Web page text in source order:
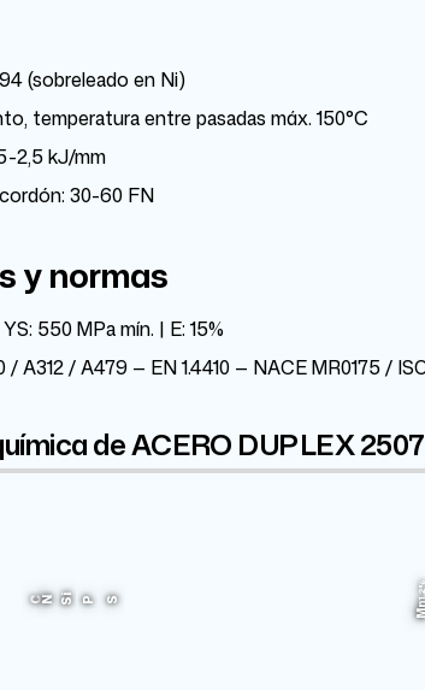
(sobreleado en Ni)
temperatura entre pasadas máx. 150°C
2,5 kJ/mm
30-60 FN
y normas
550 MPa mín. | E: 15%
A312 / A479 — EN 1.4410 — NACE MR0175 /
de ACERO DUPLEX 2507
CN Si P S
Mn
1.2%